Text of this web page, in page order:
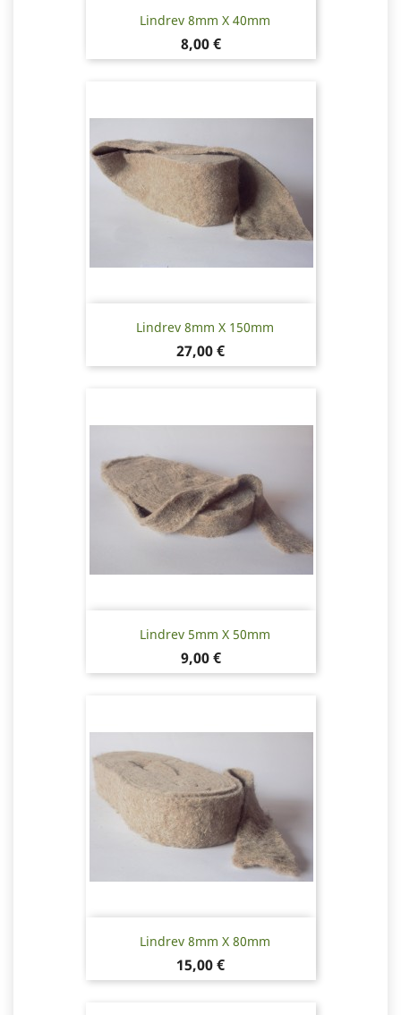
Lindrev 8mm X 40mm
Pris
8,00 €
Lindrev 8mm X 150mm
Pris
27,00 €
Lindrev 5mm X 50mm
Pris
9,00 €
Lindrev 8mm X 80mm
Pris
15,00 €